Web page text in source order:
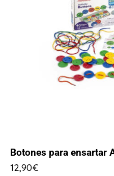
Botones para ensartar
12,90€